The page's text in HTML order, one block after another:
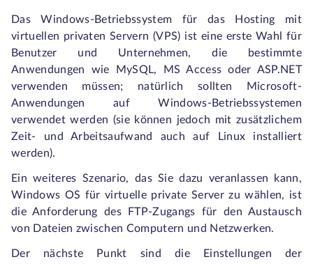
Das Windows-Betriebssystem für das Hosting mit
virtuellen privaten Servern (VPS) ist eine erste Wahl für
Benutzer und Unternehmen, die bestimmte
Anwendungen wie MySQL, MS Access oder ASP.NET
verwenden müssen; natürlich sollten Microsoft-
Anwendungen auf Windows-Betriebssystemen
verwendet werden (sie können jedoch mit zusätzlichem
Zeit- und Arbeitsaufwand auch auf Linux installiert
werden).
Ein weiteres Szenario, das Sie dazu veranlassen kann,
Windows OS für virtuelle private Server zu wählen, ist
die Anforderung des FTP-Zugangs für den Austausch
von Dateien zwischen Computern und Netzwerken.
Der nächste Punkt sind die Einstellungen der